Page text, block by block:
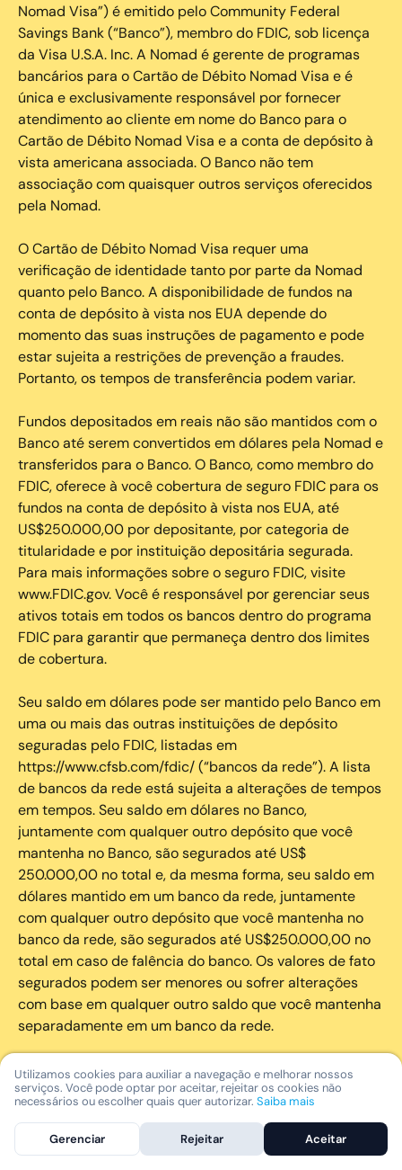
Nomad Visa”) é emitido pelo Community Federal
Savings Bank (“Banco”), membro do FDIC, sob licença
da Visa U.S.A. Inc. A Nomad é gerente de programas
bancários para o Cartão de Débito Nomad Visa e é
única e exclusivamente responsável por fornecer
atendimento ao cliente em nome do Banco para o
Cartão de Débito Nomad Visa e a conta de depósito à
vista americana associada. O Banco não tem
associação com quaisquer outros serviços oferecidos
pela Nomad.
O Cartão de Débito Nomad Visa requer uma
verificação de identidade tanto por parte da Nomad
quanto pelo Banco. A disponibilidade de fundos na
conta de depósito à vista nos EUA depende do
momento das suas instruções de pagamento e pode
estar sujeita a restrições de prevenção a fraudes.
Portanto, os tempos de transferência podem variar.
Fundos depositados em reais não são mantidos com o
Banco até serem convertidos em dólares pela Nomad e
transferidos para o Banco. O Banco, como membro do
FDIC, oferece à você cobertura de seguro FDIC para os
fundos na conta de depósito à vista nos EUA, até
US$250.000,00 por depositante, por categoria de
titularidade e por instituição depositária segurada.
Para mais informações sobre o seguro FDIC, visite
www.FDIC.gov. Você é responsável por gerenciar seus
ativos totais em todos os bancos dentro do programa
FDIC para garantir que permaneça dentro dos limites
de cobertura.
Seu saldo em dólares pode ser mantido pelo Banco em
uma ou mais das outras instituições de depósito
seguradas pelo FDIC, listadas em
https://www.cfsb.com/fdic/ (“bancos da rede”). A lista
de bancos da rede está sujeita a alterações de tempos
em tempos. Seu saldo em dólares no Banco,
juntamente com qualquer outro depósito que você
mantenha no Banco, são segurados até US$
250.000,00 no total e, da mesma forma, seu saldo em
dólares mantido em um banco da rede, juntamente
com qualquer outro depósito que você mantenha no
banco da rede, são segurados até US$250.000,00 no
total em caso de falência do banco. Os valores de fato
segurados podem ser menores ou sofrer alterações
com base em qualquer outro saldo que você mantenha
separadamente em um banco da rede.
Os serviços de investimento disponíveis na plataforma
da Nomad são oferecidos a investidores residentes,
domiciliados ou incorporados na República Federativa
do Brasil por meio da Global Investment Services
Distribuidora de Títulos e Valores Mobiliários Ltda.
Utilizamos cookies para auxiliar a navegação e melhorar nossos
serviços. Você pode optar por aceitar, rejeitar os cookies não
necessários ou escolher quais quer autorizar. Saiba mais
Gerenciar Rejeitar Aceitar